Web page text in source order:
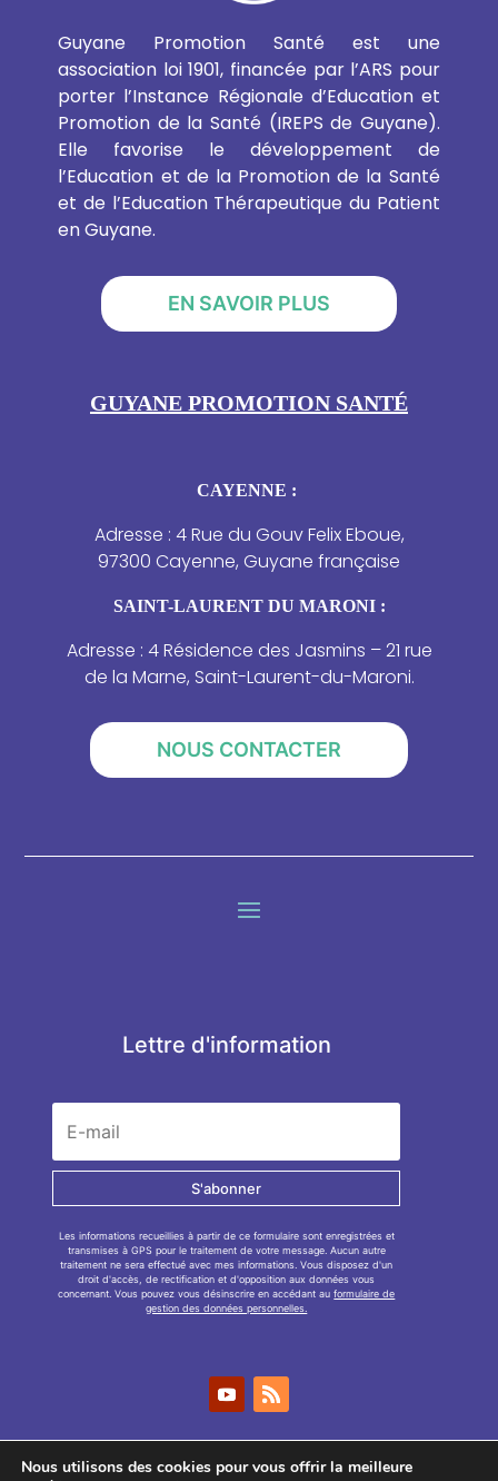
Guyane Promotion Santé est une
association loi 1901, financée par l’ARS pour
porter l’Instance Régionale d’Education et
Promotion de la Santé (IREPS de Guyane).
Elle favorise le développement de
l’Education et de la Promotion de la Santé
et de l’Education Thérapeutique du Patient
en Guyane.
EN SAVOIR PLUS
GUYANE PROMOTION SANTÉ
CAYENNE :
Adresse : 4 Rue du Gouv Felix Eboue,
97300 Cayenne, Guyane française
SAINT-LAURENT DU MARONI :
Adresse : 4 Résidence des Jasmins – 21 rue
de la Marne, Saint-Laurent-du-Maroni.
NOUS CONTACTER
Lettre d'information
S'abonner
Les informations recueillies à partir de ce formulaire sont enregistrées et
transmises à GPS pour le traitement de votre message. Aucun autre
traitement ne sera effectué avec mes informations. Vous disposez d'un
droit d'accès, de rectification et d'opposition aux données vous
concernant. Vous pouvez vous désinscrire en accédant auformulaire de
gestion des données personnelles.
Nous utilisons des cookies pour vous offrir la meilleure